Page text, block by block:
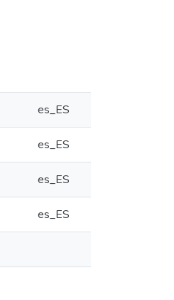
es_ES
es_ES
es_ES
es_ES